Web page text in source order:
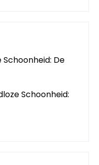
Schoonheid: De
Schoonheid: